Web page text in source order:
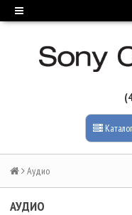
Каталог
Аудио
АУДИО